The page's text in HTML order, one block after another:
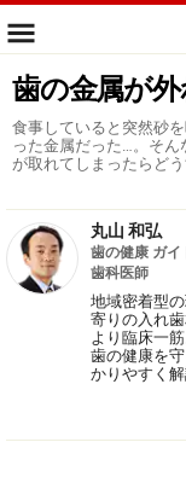
歯の金属が
食事していると突然砂
った金属だった…。そ
が取れてしまったらど
丸山 和弘
歯の健康 ガイ
歯科医師
地域密着型
寄りの入れ
より臨床一
歯の健康を
かりやすく解